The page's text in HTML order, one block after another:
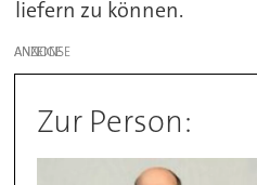
liefern zu können.
ANZEIGE
Zur Person: